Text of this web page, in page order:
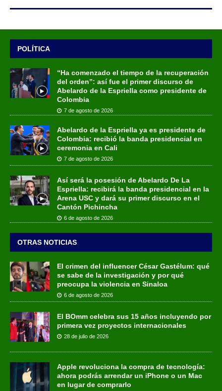
POLÍTICA
“Ha comenzado el tiempo de la recuperación
del orden”: así fue el primer discurso de
Abelardo de la Espriella como presidente de
Colombia
7 de agosto de 2026
Abelardo de la Espriella ya es presidente de
Colombia: recibió la banda presidencial en
ceremonia en Cali
7 de agosto de 2026
Así será la posesión de Abelardo De La
Espriella: recibirá la banda presidencial en la
Arena USC y dará su primer discurso en el
Cantón Pichincha
6 de agosto de 2026
OTRAS NOTICIAS
El crimen del influencer César Gastélum: qué
se sabe de la investigación y por qué
preocupa la violencia en Sinaloa
6 de agosto de 2026
El BOmm celebra sus 15 años incluyendo por
primera vez proyectos internacionales
28 de julio de 2026
Apple revoluciona la compra de tecnología:
ahora podrás arrendar un iPhone o un Mac
en lugar de comprarlo